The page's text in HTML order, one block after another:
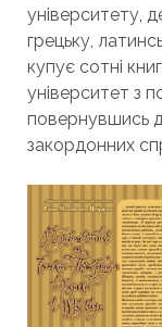
університету,
грецьку,
купує сотні
університет з
повернувшись
закордонних